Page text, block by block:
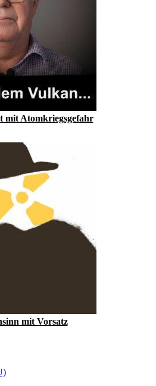
mit Atomkriegsgefahr
mit Vorsatz